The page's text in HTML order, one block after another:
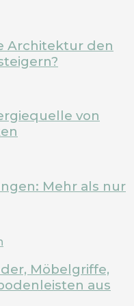
Architektur den
von
Mehr als nur
Möbelgriffe,
aus